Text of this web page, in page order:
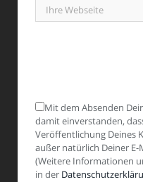
Mit dem Absenden
damit einverstanden,
Veröffentlichung Deines
außer natürlich Deiner E-
(Weitere Informationen
in der